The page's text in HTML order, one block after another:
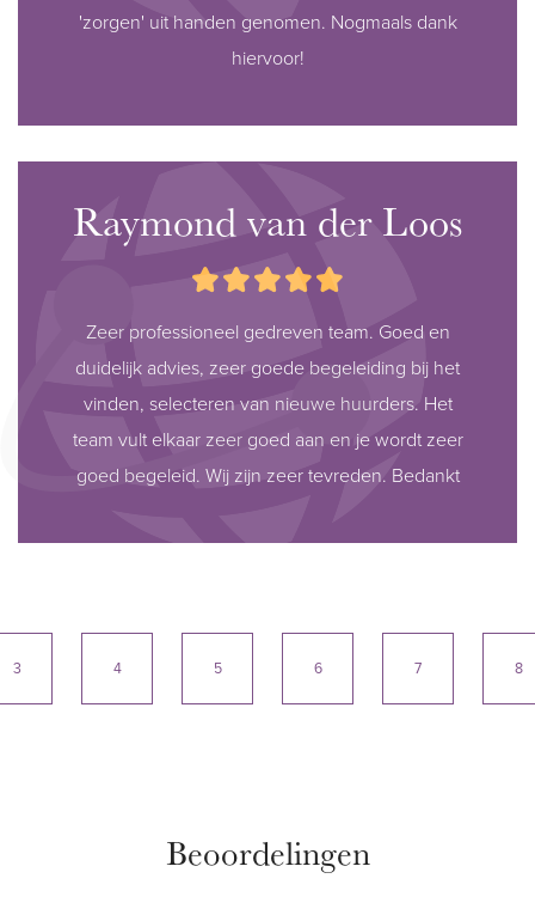
'zorgen' uit handen genomen. Nogmaals dank
hiervoor!
Raymond van der Loos
Zeer professioneel gedreven team. Goed en
duidelijk advies, zeer goede begeleiding bij het
vinden, selecteren van nieuwe huurders. Het
team vult elkaar zeer goed aan en je wordt zeer
goed begeleid. Wij zijn zeer tevreden. Bedankt
3 4 5 6 7 8
Beoordelingen